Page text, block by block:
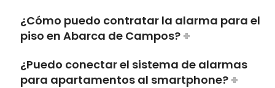
¿Cómo puedo contratar la alarma para el
piso en Abarca de Campos?
¿Puedo conectar el sistema de alarmas
para apartamentos al smartphone?